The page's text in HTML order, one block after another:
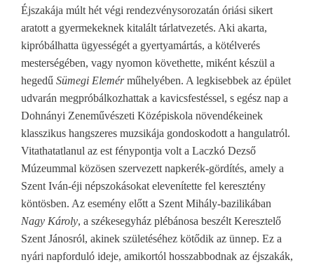
Éjszakája múlt hét végi rendezvénysorozatán óriási sikert
aratott a gyermekeknek kitalált tárlatvezetés. Aki akarta,
kipróbálhatta ügyességét a gyertyamártás, a kötélverés
mesterségében, vagy nyomon követhette, miként készül a
hegedű Sümegi Elemérműhelyében. A legkisebbek az épület
udvarán megpróbálkozhattak a kavicsfestéssel, s egész nap a
Dohnányi Zeneművészeti Középiskola növendékeinek
klasszikus hangszeres muzsikája gondoskodott a hangulatról.
Vitathatatlanul az est fénypontja volt a Laczkó Dezső
Múzeummal közösen szervezett napkerék-gördítés, amely a
Szent Iván-éji népszokásokat elevenítette fel keresztény
köntösben. Az esemény előtt a Szent Mihály-bazilikában
Nagy Károly, a székesegyház plébánosa beszélt Keresztelő
Szent Jánosról, akinek születéséhez kötődik az ünnep. Ez a
nyári napforduló ideje, amikortól hosszabbodnak az éjszakák,